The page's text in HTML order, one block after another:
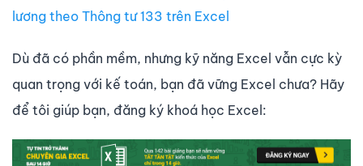
lương theo Thông tư 133 trên Excel
Dù đã có phần mềm, nhưng kỹ năng Excel vẫn cực kỳ
quan trọng với kế toán, bạn đã vững Excel chưa? Hãy
để tôi giúp bạn, đăng ký khoá học Excel: